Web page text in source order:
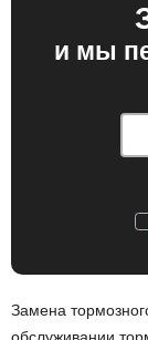
и мы
Замена